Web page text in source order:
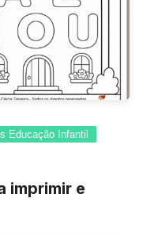
Educação Infantil
imprimir e